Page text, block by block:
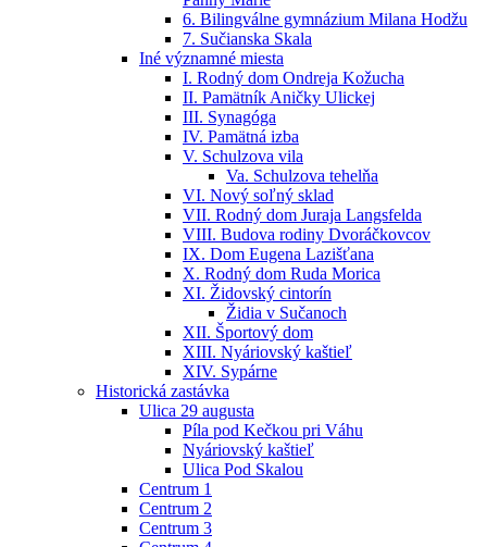
6. Bilingválne gymnázium Milana Hodžu
7. Sučianska Skala
Iné významné miesta
I. Rodný dom Ondreja Kožucha
II. Pamätník Aničky Ulickej
III. Synagóga
IV. Pamätná izba
V. Schulzova vila
Va. Schulzova tehelňa
VI. Nový soľný sklad
VII. Rodný dom Juraja Langsfelda
VIII. Budova rodiny Dvoráčkovcov
IX. Dom Eugena Lazišťana
X. Rodný dom Ruda Morica
XI. Židovský cintorín
Židia v Sučanoch
XII. Športový dom
XIII. Nyáriovský kaštieľ
XIV. Sypárne
Historická zastávka
Ulica 29 augusta
Píla pod Kečkou pri Váhu
Nyáriovský kaštieľ
Ulica Pod Skalou
Centrum 1
Centrum 2
Centrum 3